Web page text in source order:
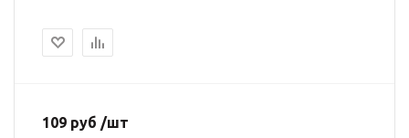
109 руб /шт